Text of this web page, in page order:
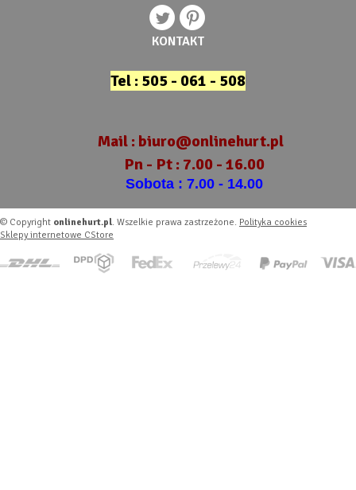
KONTAKT
Tel : 505 - 061 - 508
Mail : biuro@onlinehurt.pl
Pn - Pt : 7.00 - 16.00
Sobota : 7.00 - 14.00
© Copyright onlinehurt.pl. Wszelkie prawa zastrzeżone. Polityka cookies
Sklepy internetowe CStore